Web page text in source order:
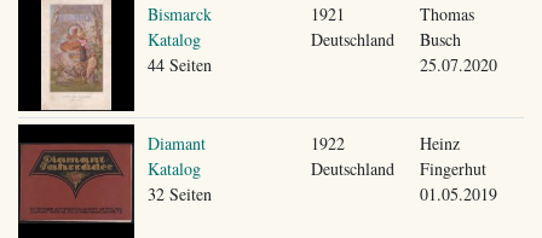
Bismarck
Katalog
44 Seiten
1921
Deutschland
Thomas
Busch
25.07.2020
Diamant
Katalog
32 Seiten
1922
Deutschland
Heinz
Fingerhut
01.05.2019